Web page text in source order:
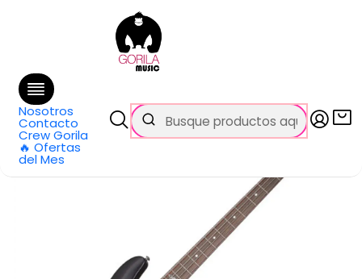
Nosotros
Contacto
Crew Gorila
🔥 Ofertas
del Mes
GRATIS
en Santiago y $99.990 en Regiones
Categorías
Bajo Eléctrico C-4 Satin Black SGR by Schecter